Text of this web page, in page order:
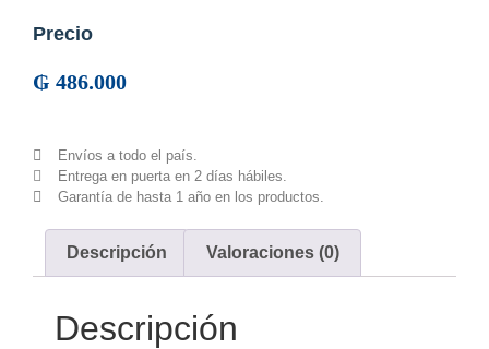
Precio
₲ 486.000
Envíos a todo el país.
Entrega en puerta en 2 días hábiles.
Garantía de hasta 1 año en los productos.
Descripción Valoraciones (0)
Descripción